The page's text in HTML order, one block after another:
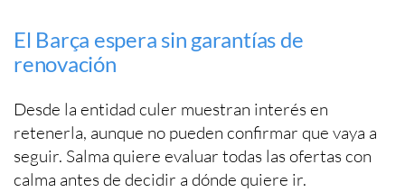
El Barça espera sin garantías de
renovación
Desde la entidad culer muestran interés en
retenerla, aunque no pueden confirmar que vaya a
seguir. Salma quiere evaluar todas las ofertas con
calma antes de decidir a dónde quiere ir.